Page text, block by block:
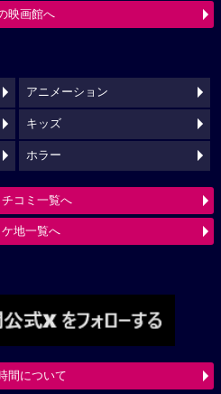
映画館へ
アニメーション
キッズ
ホラー
コミ一覧へ
地一覧へ
間について